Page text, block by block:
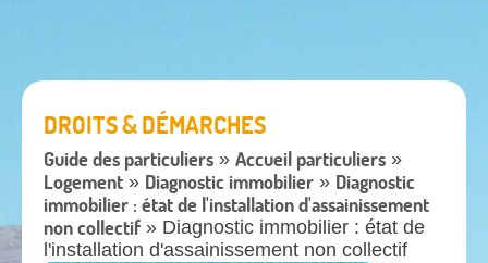
DROITS & DÉMARCHES
Guide des particuliers » Accueil particuliers »
Logement » Diagnostic immobilier » Diagnostic
immobilier : état de l'installation d'assainissement
non collectif » Diagnostic immobilier : état de
l'installation d'assainissement non collectif